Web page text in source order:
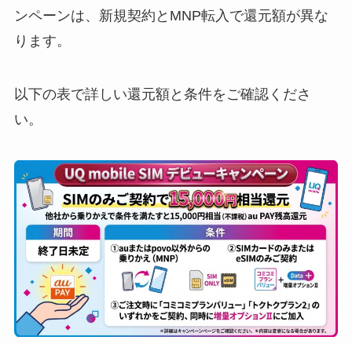
ンペーンは、新規契約とMNP転入で還元額が異な
ります。
以下の表で詳しい還元額と条件をご確認くださ
い。